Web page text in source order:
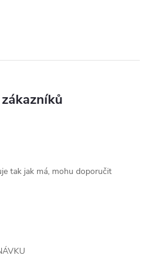
tak jak má, mohu doporučit